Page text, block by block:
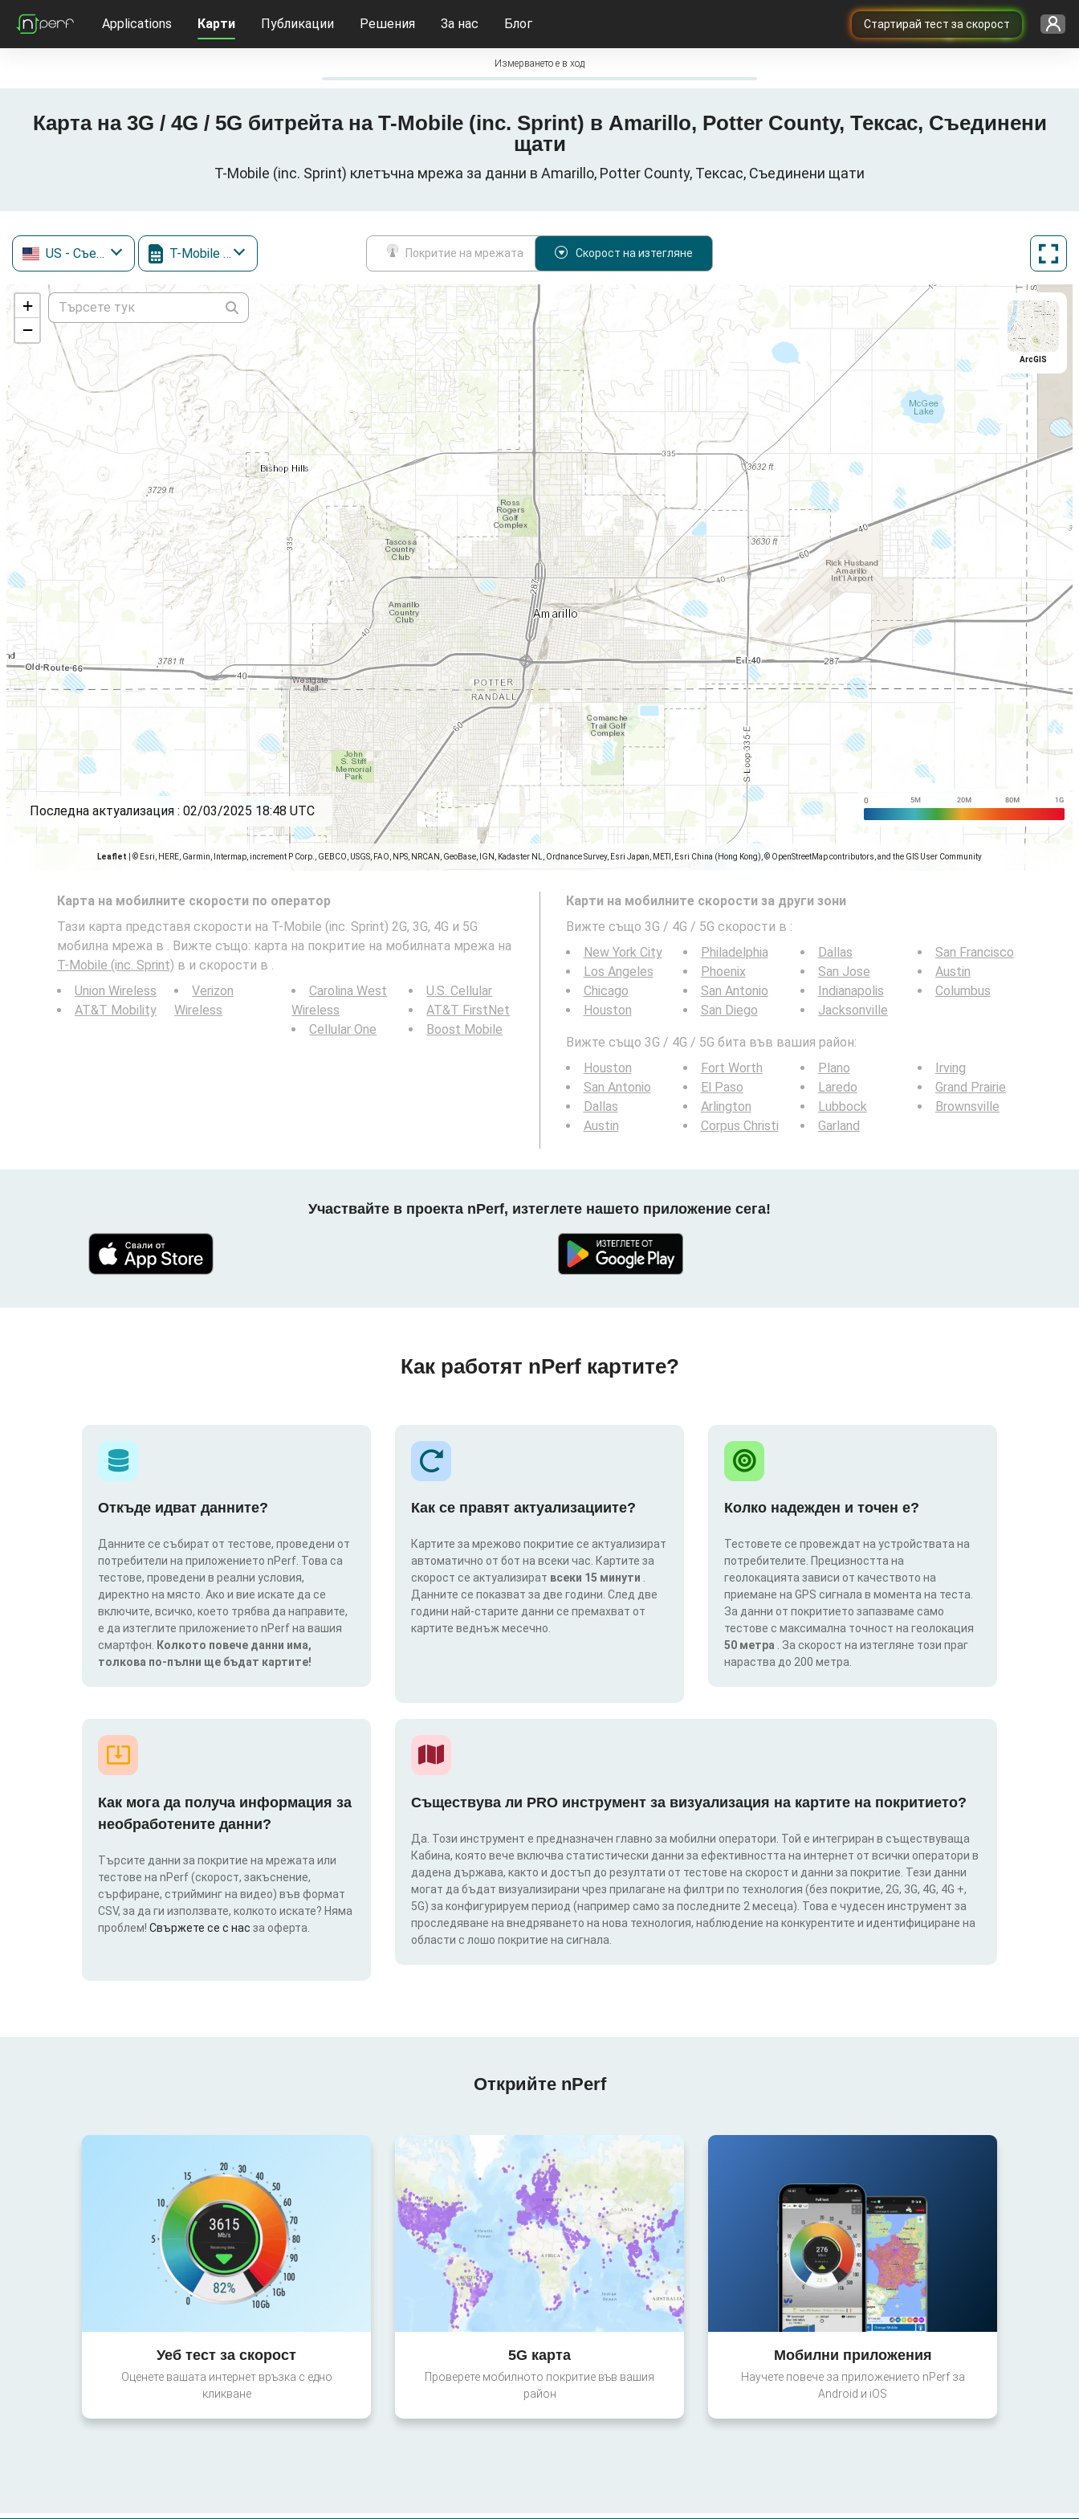
Cтартирай тест за скорост
Applications Карти Публикации Решения За нас Блог
Измерването е в ход
Карта на 3G / 4G / 5G битрейта на T-Mobile (inc. Sprint) в Amarillo, Potter County, Тексас, Съединени
щати
T-Mobile (inc. Sprint) клетъчна мрежа за данни в Amarillo, Potter County, Тексас, Съединени щати
US - Съединени щати T-Mobile (inc. Sprint) Покритие на мрежата Скорост на изтегляне
+
−
Leaflet © Esri, HERE, Garmin, Intermap, increment P Corp., GEBCO, USGS, FAO, NPS, NRCAN, GeoBase, IGN, Kadaster NL, Ordnance Survey, Esri Japan, METI, Esri China (Hong Kong), © OpenStreetMap contributors, and the GIS User Community
ArcGIS
Последна актуализация : 02/03/2025 18:48 UTC
Карта на мобилните скорости по оператор
Тази карта представя скорости на T-Mobile (inc. Sprint) 2G, 3G, 4G и 5G
мобилна мрежа в . Вижте също: карта на покритие на мобилната мрежа на
T-Mobile (inc. Sprint) в и скорости в .
Union Wireless
AT&T Mobility
Verizon
Wireless
Carolina West
Wireless
Cellular One
U.S. Cellular
AT&T FirstNet
Boost Mobile
Карти на мобилните скорости за други зони
Вижте също 3G / 4G / 5G скорости в :
New York City
Los Angeles
Chicago
Houston
Philadelphia
Phoenix
San Antonio
San Diego
Dallas
San Jose
Indianapolis
Jacksonville
San Francisco
Austin
Columbus
Вижте също 3G / 4G / 5G бита във вашия район:
Houston
San Antonio
Dallas
Austin
Fort Worth
El Paso
Arlington
Corpus Christi
Plano
Laredo
Lubbock
Garland
Irving
Grand Prairie
Brownsville
Участвайте в проекта nPerf, изтеглете нашето приложение сега!
Как работят nPerf картите?
Откъде идват данните?
Данните се събират от тестове, проведени от
потребители на приложението nPerf. Това са
тестове, проведени в реални условия,
директно на място. Ако и вие искате да се
включите, всичко, което трябва да направите,
е да изтеглите приложението nPerf на вашия
смартфон.
Колкото повече данни има,
толкова по-пълни ще бъдат картите!
Как се правят актуализациите?
Картите за мрежово покритие се актуализират
автоматично от бот на всеки час. Картите за
скорост се актуализират всеки 15 минути
Данните се показват за две години. След две
години най-старите данни се премахват от
картите веднъж месечно.
Колко надежден и точен е?
Тестовете се провеждат на устройствата на
потребителите. Прецизността на
геолокацията зависи от качеството на
приемане на GPS сигнала в момента на теста.
За данни от покритието запазваме само
тестове с максимална точност на геолокация
50 метра
. За скорост на изтегляне този праг
нараства до 200 метра.
Как мога да получа информация за
необработените данни?
Търсите данни за покритие на мрежата или
тестове на nPerf (скорост, закъснение,
сърфиране, стрийминг на видео) във формат
CSV, за да ги използвате, колкото искате? Няма
проблем! Свържете се с нас за оферта.
Съществува ли PRO инструмент за визуализация на картите на покритието?
Да. Този инструмент е предназначен главно за мобилни оператори. Той е интегриран в съществуваща
Кабина, която вече включва статистически данни за ефективността на интернет от всички оператори в
дадена държава, както и достъп до резултати от тестове на скорост и данни за покритие. Тези данни
могат да бъдат визуализирани чрез прилагане на филтри по технология (без покритие, 2G, 3G, 4G, 4G +,
5G) за конфигурируем период (например само за последните 2 месеца). Това е чудесен инструмент за
проследяване на внедряването на нова технология, наблюдение на конкурентите и идентифициране на
области с лошо покритие на сигнала.
Открийте nPerf
Уеб тест за скорост
Оценете вашата интернет връзка с едно
кликване
5G карта
Проверете мобилното покритие във вашия
район
Мобилни приложения
Научете повече за приложението nPerf за
Android и iOS